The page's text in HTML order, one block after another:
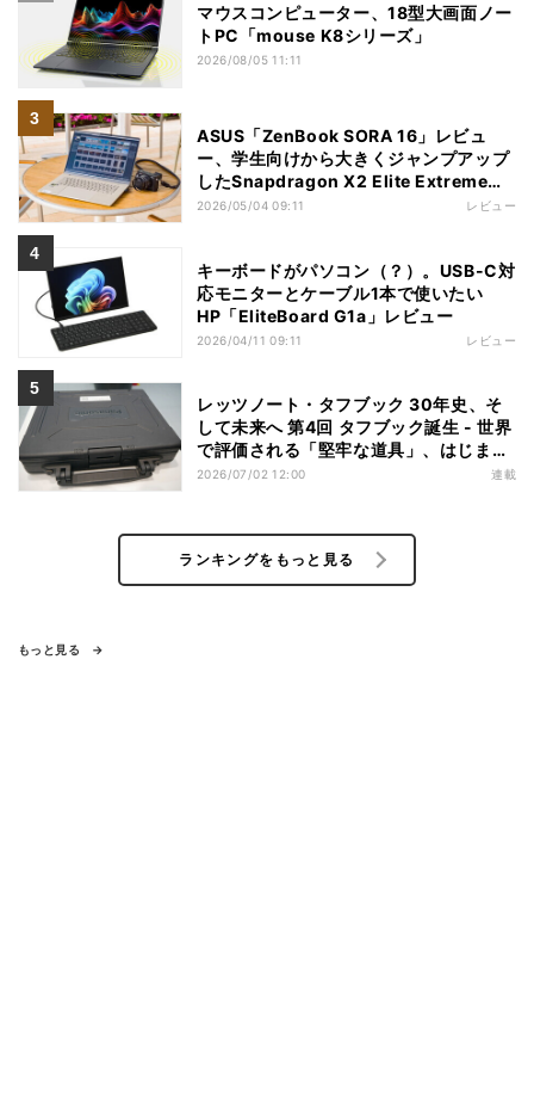
マウスコンピューター、18型大画面ノー
トPC「mouse K8シリーズ」
2026/08/05 11:11
ASUS「ZenBook SORA 16」レビュ
ー、学生向けから大きくジャンプアップ
したSnapdragon X2 Elite Extremeノ
ートPC
2026/05/04 09:11 レビュー
キーボードがパソコン（？）。USB-C対
応モニターとケーブル1本で使いたい
HP「EliteBoard G1a」レビュー
2026/04/11 09:11 レビュー
レッツノート・タフブック 30年史、そ
して未来へ 第4回 タフブック誕生 - 世界
で評価される「堅牢な道具」、はじまり
は海外だった
2026/07/02 12:00 連載
ランキングをもっと見る
もっと見る